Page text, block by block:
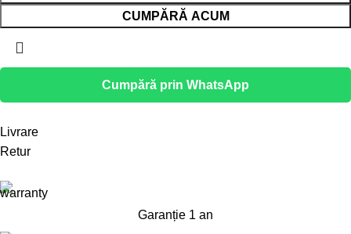
CUMPĂRĂ ACUM
Cumpără prin WhatsApp
Livrare
Retur
Garanție 1 an